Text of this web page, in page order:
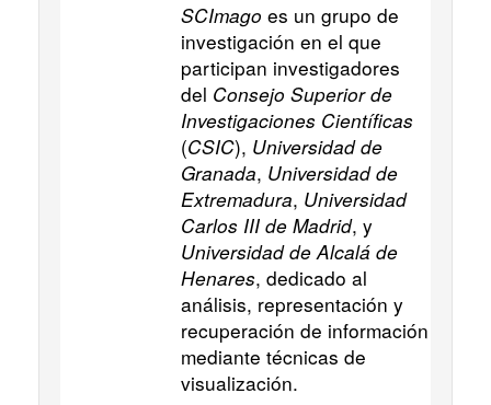
SCImago es un grupo de
investigación en el que
participan investigadores
del Consejo Superior de
Investigaciones Científicas
(CSIC), Universidad de
Granada, Universidad de
Extremadura, Universidad
Carlos III de Madrid, y
Universidad de Alcalá de
Henares, dedicado al
análisis, representación y
recuperación de información
mediante técnicas de
visualización.